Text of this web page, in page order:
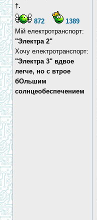
†.
872
1389
Мій електротранспорт:
"Электра 2"
Хочу електротранспорт:
"Электра 3" вдвое
легче, но с втрое
бОльшим
солнцеобеспечением